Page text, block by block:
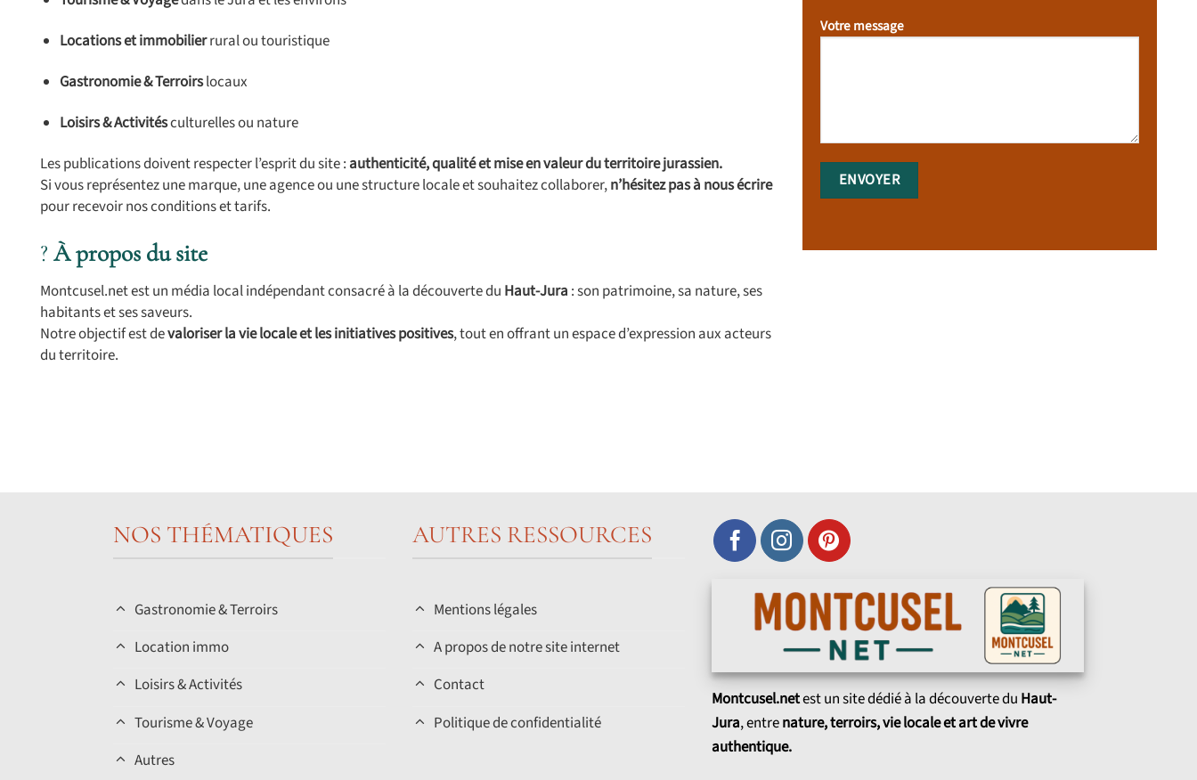
Locations et immobilierrural ou touristique
Gastronomie & Terroirslocaux
Loisirs & Activitésculturelles ou nature
Les publications doivent respecter l’esprit du site : authenticité, qualité et mise en valeur du territoire jurassien.
Si vous représentez une marque, une agence ou une structure locale et souhaitez collaborer,n’hésitez pas à nous écrire
pour recevoir nos conditions et tarifs.
? À propos du site
Montcusel.net est un média local indépendant consacré à la découverte du Haut-Jura : son patrimoine, sa nature, ses
habitants et ses saveurs.
Notre objectif est devaloriser la vie locale et les initiatives positives, tout en offrant un espace d’expression aux acteurs
du territoire.
Votre message
NOS THÉMATIQUES
Gastronomie & Terroirs
Location immo
Loisirs & Activités
Tourisme & Voyage
Autres
AUTRES RESSOURCES
Mentions légales
A propos de notre site internet
Contact
Politique de confidentialité
Montcusel.netest un site dédié à la découverte du Haut-
Jura, entrenature, terroirs, vie locale et art de vivre
authentique.